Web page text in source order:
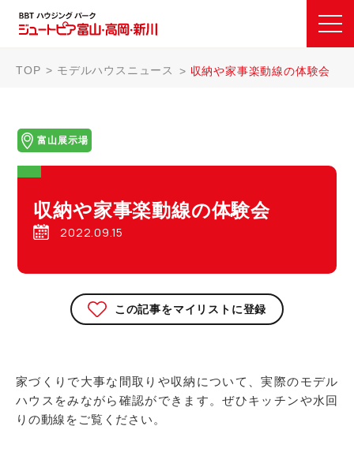
TOP モデルハウスニュース 収納や家事楽動線の体験会
富山展示場
収納や家事楽動線の体験会
2022.09.15
この記事をマイリストに登録
家づくりで大事な間取りや収納について、実際のモデル
ハウスをみながら確認ができます。ぜひキッチンや水回
りの動線をご覧ください。